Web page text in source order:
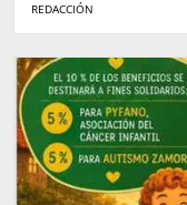
REDACCIÓN